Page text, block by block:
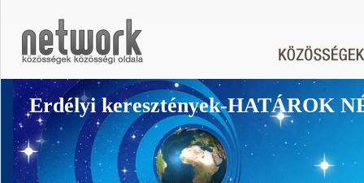
Erdélyi keresztények-HATÁROK